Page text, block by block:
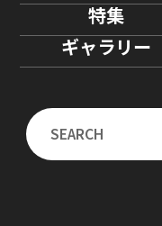
特集
ギャラリー